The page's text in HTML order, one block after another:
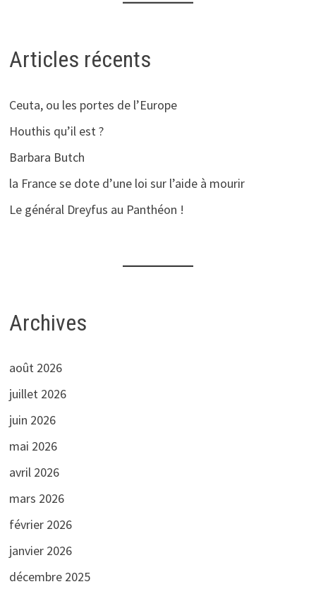
Articles récents
Ceuta, ou les portes de l’Europe
Houthis qu’il est ?
Barbara Butch
la France se dote d’une loi sur l’aide à mourir
Le général Dreyfus au Panthéon !
Archives
août 2026
juillet 2026
juin 2026
mai 2026
avril 2026
mars 2026
février 2026
janvier 2026
décembre 2025